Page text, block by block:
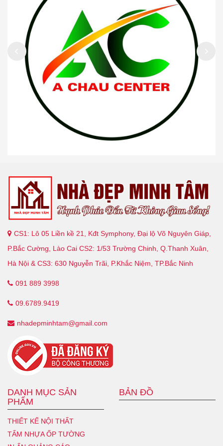
CS1: Lô 05 Liền kề 21, Kđt Symphony, Đại lộ Võ Nguyên Giáp,
P.Bắc Cường, Lào Cai CS2: 1/53 Trường Chinh, Q.Thanh Xuân,
Hà Nội & CS3: 630 Nguyễn Trãi, P.Khắc Niệm, TP.Bắc Ninh
091 889 3998
09.6789.9419
nhadepminhtam@gmail.com
DANH MỤC SẢN
PHẨM
THIẾT KẾ NỘI THẤT
TẤM NHỰA ỐP TƯỜNG
BẢN ĐỒ